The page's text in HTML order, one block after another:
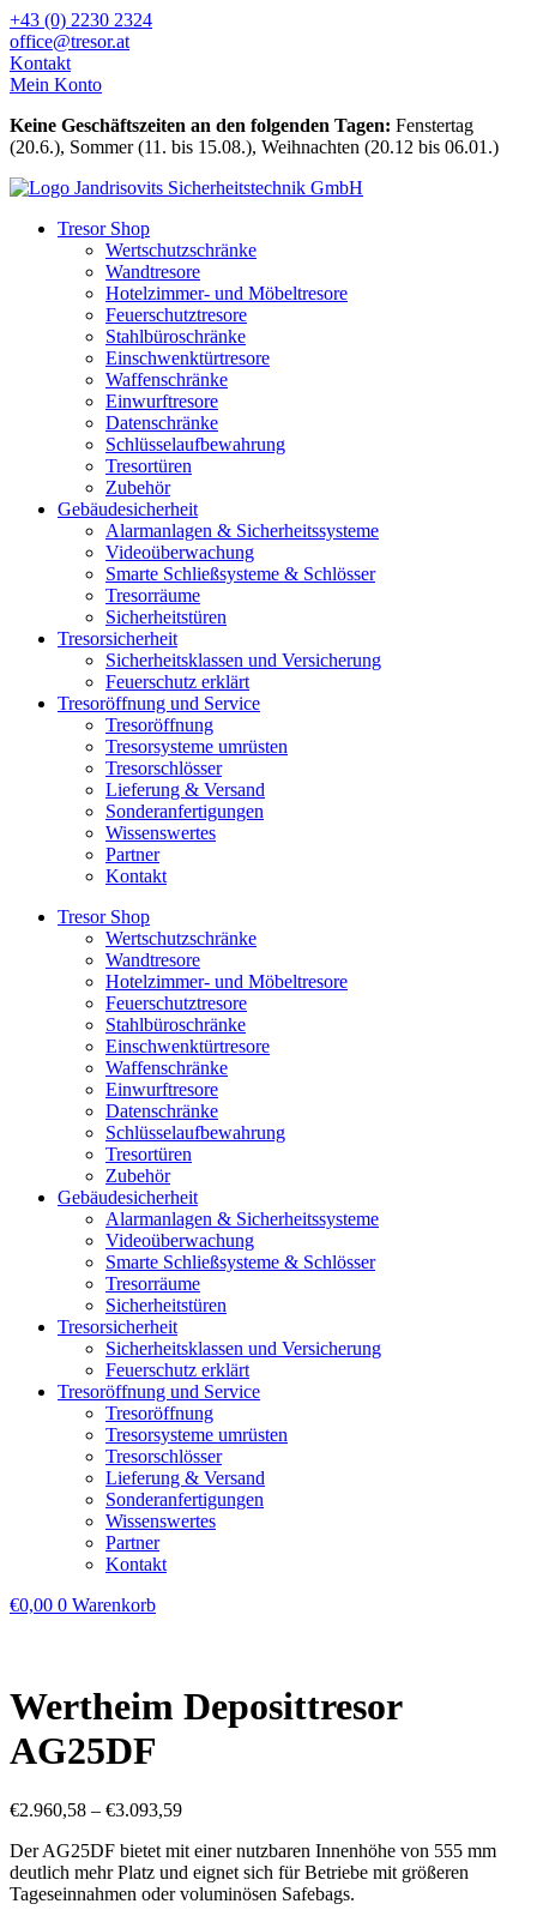
Zum
Inhalt
wechseln
+43 (0) 2230 2324
office@tresor.at
Kontakt
Mein Konto
Keine Geschäftszeiten an den folgenden Tagen: Fenstertag
(20.6.), Sommer (11. bis 15.08.), Weihnachten (20.12 bis 06.01.)
Tresor Shop
Wertschutzschränke
Wandtresore
Hotelzimmer- und Möbeltresore
Feuerschutztresore
Stahlbüroschränke
Einschwenktürtresore
Waffenschränke
Einwurftresore
Datenschränke
Schlüsselaufbewahrung
Tresortüren
Zubehör
Gebäudesicherheit
Alarmanlagen & Sicherheitssysteme
Videoüberwachung
Smarte Schließsysteme & Schlösser
Tresorräume
Sicherheitstüren
Tresorsicherheit
Sicherheitsklassen und Versicherung
Feuerschutz erklärt
Tresoröffnung und Service
Tresoröffnung
Tresorsysteme umrüsten
Tresorschlösser
Lieferung & Versand
Sonderanfertigungen
Wissenswertes
Partner
Kontakt
Tresor Shop
Wertschutzschränke
Wandtresore
Hotelzimmer- und Möbeltresore
Feuerschutztresore
Stahlbüroschränke
Einschwenktürtresore
Waffenschränke
Einwurftresore
Datenschränke
Schlüsselaufbewahrung
Tresortüren
Zubehör
Gebäudesicherheit
Alarmanlagen & Sicherheitssysteme
Videoüberwachung
Smarte Schließsysteme & Schlösser
Tresorräume
Sicherheitstüren
Tresorsicherheit
Sicherheitsklassen und Versicherung
Feuerschutz erklärt
Tresoröffnung und Service
Tresoröffnung
Tresorsysteme umrüsten
Tresorschlösser
Lieferung & Versand
Sonderanfertigungen
Wissenswertes
Partner
Kontakt
€0,00 0 Warenkorb
Wertheim Deposittresor
AG25DF
€2.960,58 – €3.093,59
Der AG25DF bietet mit einer nutzbaren Innenhöhe von 555 mm
deutlich mehr Platz und eignet sich für Betriebe mit größeren
Tageseinnahmen oder voluminösen Safebags.